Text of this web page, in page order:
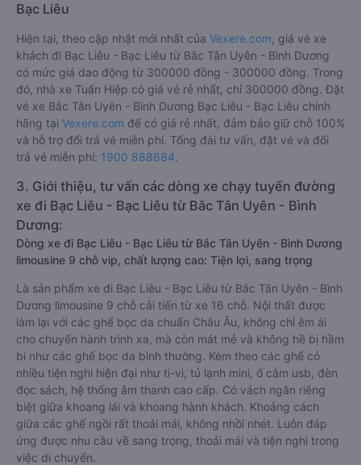
Bạc Liêu
Hiện tại, theo cập nhật mới nhất của Vexere.com , giá vé xe
khách đi Bạc Liêu - Bạc Liêu từ Bắc Tân Uyên - Bình Dương
có mức giá dao động từ 300000 đồng - 300000 đồng. Trong
đó, nhà xe Tuấn Hiệp có giá vé rẻ nhất, chỉ 300000 đồng. Đặt
vé xe Bắc Tân Uyên - Bình Dương Bạc Liêu - Bạc Liêu chính
hãng tại Vexere.com để có giá rẻ nhất, đảm bảo giữ chỗ 100%
và hỗ trợ đổi trả vé miễn phí. Tổng đài tư vấn, đặt vé và đổi
trả vé miễn phí: 1900 888684.
3. Giới thiệu, tư vấn các dòng xe chạy tuyến đường
xe đi Bạc Liêu - Bạc Liêu từ Bắc Tân Uyên - Bình
Dương:
Dòng xe đi Bạc Liêu - Bạc Liêu từ Bắc Tân Uyên - Bình Dương
limousine 9 chỗ vip, chất lượng cao: Tiện lợi, sang trọng
Là sản phẩm xe đi Bạc Liêu - Bạc Liêu từ Bắc Tân Uyên - Bình
Dương limousine 9 chỗ cải tiến từ xe 16 chỗ. Nội thất được
làm lại với các ghế bọc da chuẩn Châu Âu, không chỉ êm ái
cho chuyến hành trình xa, mà còn mát mẻ và không hề bị hầm
bí như các ghế bọc da bình thường. Kèm theo các ghế có
nhiều tiện nghi hiện đại như ti-vi, tủ lạnh mini, ổ cắm usb, đèn
đọc sách, hệ thống âm thanh cao cấp. Có vách ngăn riêng
biệt giữa khoang lái và khoang hành khách. Khoảng cách
giữa các ghế ngồi rất thoải mái, không nhồi nhét. Luôn đáp
ứng được nhu cầu về sang trọng, thoải mái và tiện nghi trong
việc di chuyển.